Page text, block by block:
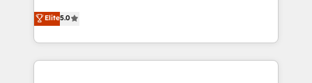
Scale: Fastest tiering Elite HubSpot Partner 🪴 -
management, systems integration, and creative
solutions that deliver measurable impact and
transform brand experiences As one of the few full-
service creative agencies in the HubSpot
Elite5.0